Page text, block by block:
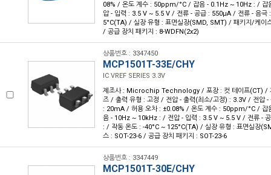
08% / 온도 계수 : 50ppm/°C / 잡음 - 0.1Hz ~ 10Hz : / 잡
압 - 입력 : 3.5 V ~ 5.5 V / 전류 - 공급 : 550µA / 전류 - 음극
5°C(TA) / 실장 유형 : 표면실장(SMD, SMT) / 패키지/케이
/ 공급 장치 패키지 : 8-WDFN(2x2)
상품번호 : 3347450
MCP1501T-33E/CHY
IC VREF SERIES 3.3V
제조사 : Microchip Technology / 포장 : 컷 테이프(CT) /
즈 / 출력 유형 : 고정 / 전압 - 출력(최소/고정) : 3.3V / 전압 -
: 20mA / 허용 오차 : ±0.08% / 온도 계수 : 50ppm/°C / 잡
음 - 10Hz ~ 10kHz : / 전압 - 입력 : 3.5 V ~ 5.5 V / 전류 -
: / 작동 온도 : -40°C ~ 125°C(TA) / 실장 유형 : 표면실장
스 : SOT-23-6 / 공급 장치 패키지 : SOT-23-6
상품번호 : 3347449
MCP1501T-30E/CHY